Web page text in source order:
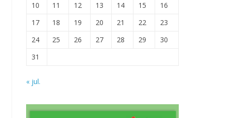
10
11 12 13 14 15
16
17
18 19 20 21 22
23
24
25 26 27 28 29
30
31
« jul.